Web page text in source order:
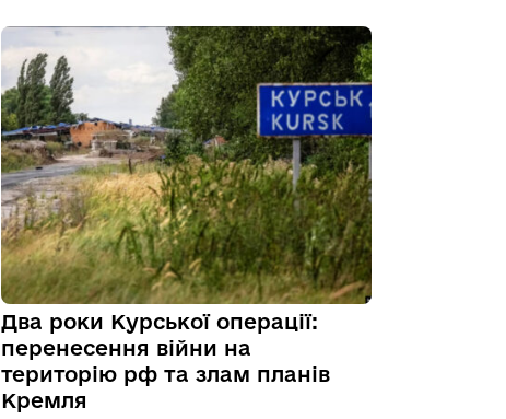
Два роки Курської операції:
перенесення війни на
територію рф та злам планів
Кремля